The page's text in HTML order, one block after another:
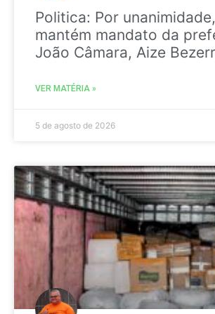
Politica: Por
mantém mandato da
João Câmara, Aize
VER MATÉRIA »
5 de agosto de 2026